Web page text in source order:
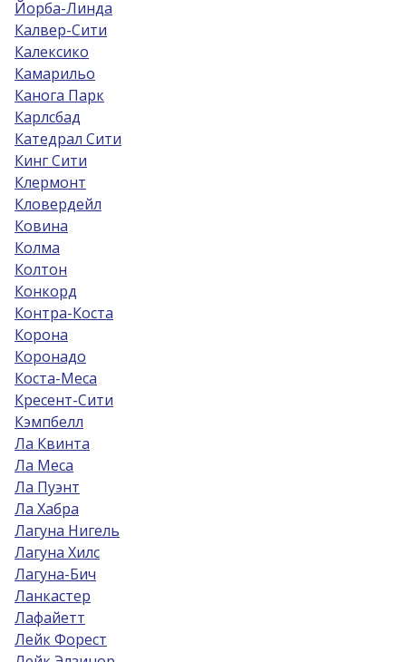
Йорба-Линда
Калвер-Сити
Калексико
Камарильо
Канога Парк
Карлсбад
Катедрал Сити
Кинг Сити
Клермонт
Кловердейл
Ковина
Колма
Колтон
Конкорд
Контра-Коста
Корона
Коронадо
Коста-Меса
Кресент-Сити
Кэмпбелл
Ла Квинта
Ла Меса
Ла Пуэнт
Ла Хабра
Лагуна Нигель
Лагуна Хилс
Лагуна-Бич
Ланкастер
Лафайетт
Лейк Форест